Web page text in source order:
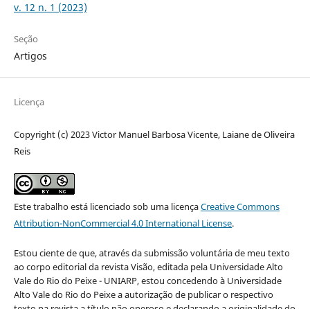
v. 12 n. 1 (2023)
Seção
Artigos
Licença
Copyright (c) 2023 Victor Manuel Barbosa Vicente, Laiane de Oliveira
Reis
Este trabalho está licenciado sob uma licençaCreative Commons
Attribution-NonCommercial 4.0 International License.
Estou ciente de que, através da submissão voluntária de meu texto
ao corpo editorial da revista Visão, editada pela Universidade Alto
Vale do Rio do Peixe - UNIARP, estou concedendo à Universidade
Alto Vale do Rio do Peixe a autorização de publicar o respectivo